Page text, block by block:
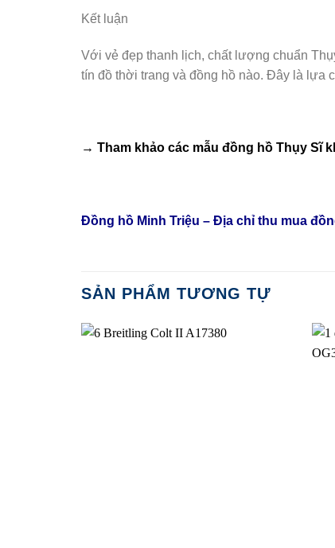
Kết luận
Với vẻ đẹp thanh lịch, chất lượng chuẩn
tín đồ thời trang và đồng hồ nào. Đây là lựa
→ Tham khảo các mẫu đồng hồ Thụy Sĩ
Đồng hồ Minh Triệu – Địa chỉ thu mua
SẢN PHẨM TƯƠNG TỰ